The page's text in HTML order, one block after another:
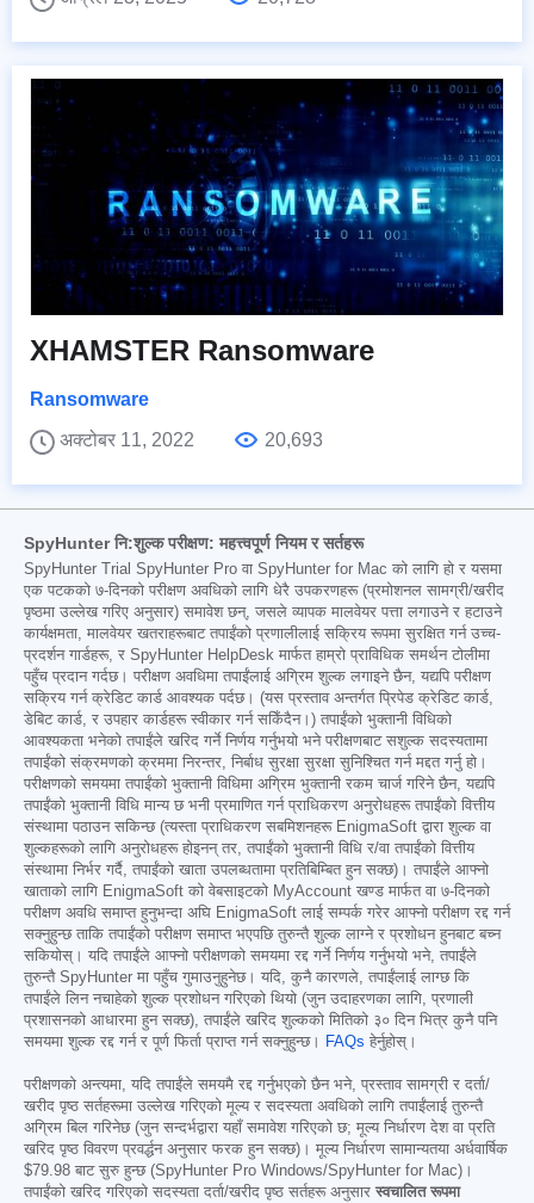
XHAMSTER Ransomware
Ransomware
अक्टोबर 11, 2022
20,693
SpyHunter नि:शुल्क परीक्षण: महत्त्वपूर्ण नियम र सर्तहरू
SpyHunter Trial SpyHunter Pro वा SpyHunter for Mac को लागि हो र यसमा
एक पटकको ७-दिनको परीक्षण अवधिको लागि धेरै उपकरणहरू (प्रमोशनल सामग्री/खरीद
पृष्ठमा उल्लेख गरिए अनुसार) समावेश छन्, जसले व्यापक मालवेयर पत्ता लगाउने र हटाउने
कार्यक्षमता, मालवेयर खतराहरूबाट तपाईंको प्रणालीलाई सक्रिय रूपमा सुरक्षित गर्न उच्च-
प्रदर्शन गार्डहरू, र SpyHunter HelpDesk मार्फत हाम्रो प्राविधिक समर्थन टोलीमा
पहुँच प्रदान गर्दछ। परीक्षण अवधिमा तपाईंलाई अग्रिम शुल्क लगाइने छैन, यद्यपि परीक्षण
सक्रिय गर्न क्रेडिट कार्ड आवश्यक पर्दछ। (यस प्रस्ताव अन्तर्गत प्रिपेड क्रेडिट कार्ड,
डेबिट कार्ड, र उपहार कार्डहरू स्वीकार गर्न सकिँदैन।) तपाईंको भुक्तानी विधिको
आवश्यकता भनेको तपाईंले खरिद गर्ने निर्णय गर्नुभयो भने परीक्षणबाट सशुल्क सदस्यतामा
तपाईंको संक्रमणको क्रममा निरन्तर, निर्बाध सुरक्षा सुरक्षा सुनिश्चित गर्न मद्दत गर्नु हो।
परीक्षणको समयमा तपाईंको भुक्तानी विधिमा अग्रिम भुक्तानी रकम चार्ज गरिने छैन, यद्यपि
तपाईंको भुक्तानी विधि मान्य छ भनी प्रमाणित गर्न प्राधिकरण अनुरोधहरू तपाईंको वित्तीय
संस्थामा पठाउन सकिन्छ (त्यस्ता प्राधिकरण सबमिशनहरू EnigmaSoft द्वारा शुल्क वा
शुल्कहरूको लागि अनुरोधहरू होइनन् तर, तपाईंको भुक्तानी विधि र/वा तपाईंको वित्तीय
संस्थामा निर्भर गर्दै, तपाईंको खाता उपलब्धतामा प्रतिबिम्बित हुन सक्छ)। तपाईंले आफ्नो
खाताको लागि EnigmaSoft को वेबसाइटको MyAccount खण्ड मार्फत वा ७-दिनको
परीक्षण अवधि समाप्त हुनुभन्दा अघि EnigmaSoft लाई सम्पर्क गरेर आफ्नो परीक्षण रद्द गर्न
सक्नुहुन्छ ताकि तपाईंको परीक्षण समाप्त भएपछि तुरुन्तै शुल्क लाग्ने र प्रशोधन हुनबाट बच्न
सकियोस्। यदि तपाईंले आफ्नो परीक्षणको समयमा रद्द गर्ने निर्णय गर्नुभयो भने, तपाईंले
तुरुन्तै SpyHunter मा पहुँच गुमाउनुहुनेछ। यदि, कुनै कारणले, तपाईंलाई लाग्छ कि
तपाईंले लिन नचाहेको शुल्क प्रशोधन गरिएको थियो (जुन उदाहरणका लागि, प्रणाली
प्रशासनको आधारमा हुन सक्छ), तपाईंले खरिद शुल्कको मितिको ३० दिन भित्र कुनै पनि
समयमा शुल्क रद्द गर्न र पूर्ण फिर्ता प्राप्त गर्न सक्नुहुन्छ।
FAQs हेर्नुहोस्।
परीक्षणको अन्त्यमा, यदि तपाईंले समयमै रद्द गर्नुभएको छैन भने, प्रस्ताव सामग्री र दर्ता/
खरीद पृष्ठ सर्तहरूमा उल्लेख गरिएको मूल्य र सदस्यता अवधिको लागि तपाईंलाई तुरुन्तै
अग्रिम बिल गरिनेछ (जुन सन्दर्भद्वारा यहाँ समावेश गरिएको छ; मूल्य निर्धारण देश वा प्रति
खरिद पृष्ठ विवरण प्रवर्द्धन अनुसार फरक हुन सक्छ)। मूल्य निर्धारण सामान्यतया अर्धवार्षिक
$79.98 बाट सुरु हुन्छ (SpyHunter Pro Windows/SpyHunter for Mac)।
तपाईंको खरिद गरिएको सदस्यता दर्ता/खरीद पृष्ठ सर्तहरू अनुसार स्वचालित रूपमा